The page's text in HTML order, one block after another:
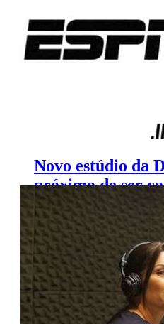
Novo estúdio da
próximo de ser
não há data para